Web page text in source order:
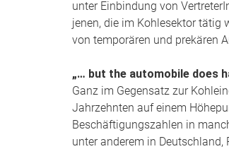
unter Einbindung von
jenen, die im Kohlesektor tätig
von temporären und prekären
„… but the automobile does
Ganz im Gegensatz zur
Jahrzehnten auf einem
Beschäftigungszahlen in
unter anderem in